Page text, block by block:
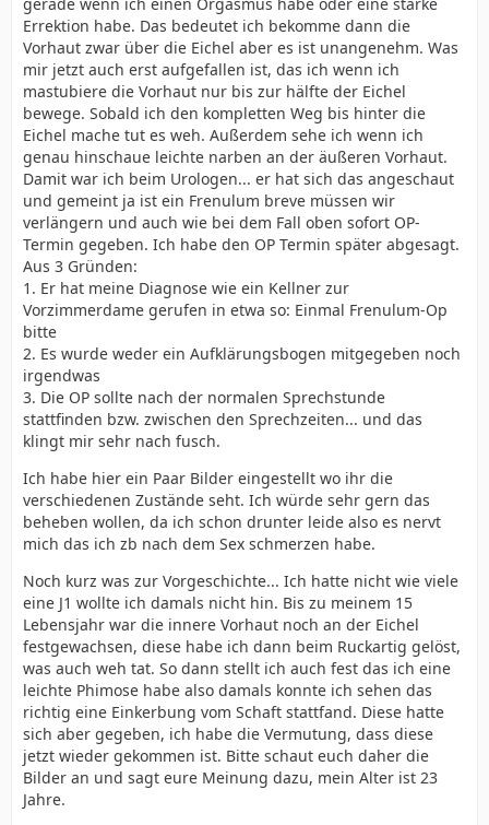
Errektion habe. Das bedeutet ich bekomme dann die
Vorhaut zwar über die Eichel aber es ist unangenehm. Was
mir jetzt auch erst aufgefallen ist, das ich wenn ich
mastubiere die Vorhaut nur bis zur hälfte der Eichel
bewege. Sobald ich den kompletten Weg bis hinter die
Eichel mache tut es weh. Außerdem sehe ich wenn ich
genau hinschaue leichte narben an der äußeren Vorhaut.
Damit war ich beim Urologen... er hat sich das angeschaut
und gemeint ja ist ein Frenulum breve müssen wir
verlängern und auch wie bei dem Fall oben sofort OP-
Termin gegeben. Ich habe den OP Termin später abgesagt.
Aus 3 Gründen:
1. Er hat meine Diagnose wie ein Kellner zur
Vorzimmerdame gerufen in etwa so: Einmal Frenulum-Op
bitte
2. Es wurde weder ein Aufklärungsbogen mitgegeben noch
irgendwas
3. Die OP sollte nach der normalen Sprechstunde
stattfinden bzw. zwischen den Sprechzeiten... und das
klingt mir sehr nach fusch.
Ich habe hier ein Paar Bilder eingestellt wo ihr die
verschiedenen Zustände seht. Ich würde sehr gern das
beheben wollen, da ich schon drunter leide also es nervt
mich das ich zb nach dem Sex schmerzen habe.
Noch kurz was zur Vorgeschichte... Ich hatte nicht wie viele
eine J1 wollte ich damals nicht hin. Bis zu meinem 15
Lebensjahr war die innere Vorhaut noch an der Eichel
festgewachsen, diese habe ich dann beim Ruckartig gelöst,
was auch weh tat. So dann stellt ich auch fest das ich eine
leichte Phimose habe also damals konnte ich sehen das
richtig eine Einkerbung vom Schaft stattfand. Diese hatte
sich aber gegeben, ich habe die Vermutung, dass diese
jetzt wieder gekommen ist. Bitte schaut euch daher die
Bilder an und sagt eure Meinung dazu, mein Alter ist 23
Jahre.